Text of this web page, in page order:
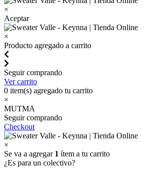
×
Aceptar
×
Producto agregado a carrito
Seguir comprando
Ver carrito
0 item(s) agregado tu carrito
×
MUTMA
Seguir comprando
Checkout
×
Se va a agregar 1 ítem a tu carrito
¿Es para un colectivo?